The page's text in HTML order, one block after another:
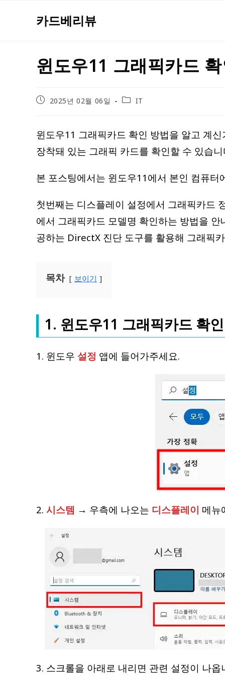
카드베리뷰
윈도우11 그래픽카드
Post2025년 02월 06일
PostIT
윈도우11 그래픽카드 확인 방법을 알고 계
장착돼 있는 그래픽 카드를 확인할 수 있습니
본 포스팅에서는 윈도우11에서 본인 컴퓨
첫번째는 디스플레이 설정에서 그래픽카드
에서 그래픽카드 모델명 확인하는 방법을
공하는 DirectX 진단 도구를 활용해 그래픽
목차 보이기
1. 윈도우11 그래픽카드 확
1. 윈도우 설정 앱에 들어가주세요.
2. 시스템 → 우측에 나오는 디스플레이 메뉴
3. 스크롤을 아래로 내리면 관련 설정이 나